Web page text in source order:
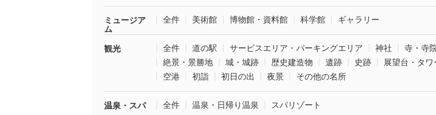
ミュージア
ム
全件 美術館 博物館・資料館 科学館 ギャラリー
観光 全件 道の駅 サービスエリア・パーキングエリア 神社
寺・寺
絶景・景勝地
城・城跡 歴史建造物 遺跡 史跡
展望台・タワ
空港
初詣 初日の出 夜景 その他の名所
温泉・スパ 全件 温泉・日帰り温泉 スパリゾート